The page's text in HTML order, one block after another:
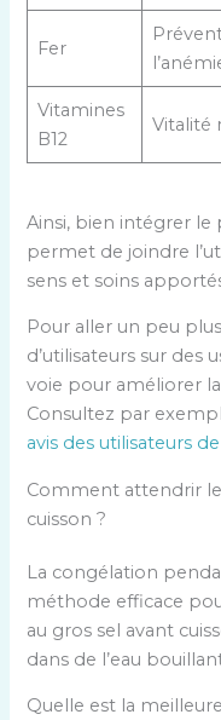
Fer
Vitamines
B12
Vitalité
Ainsi, bien intégrer
permet de joindre
sens et soins
Pour aller un peu
d’utilisateurs sur des
voie pour améliorer
Consultez par
avis des utilisateurs
Comment attendrir
cuisson ?
La congélation
méthode efficace
au gros sel avant
dans de l’eau
Quelle est la